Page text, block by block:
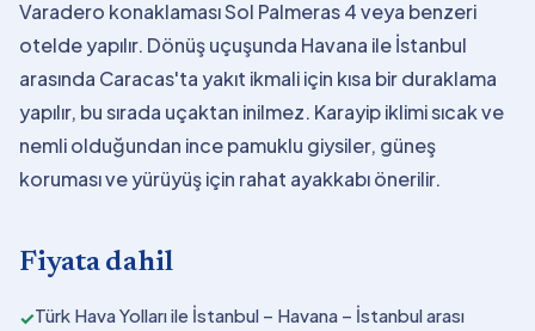
Varadero konaklaması Sol Palmeras 4 veya benzeri
otelde yapılır. Dönüş uçuşunda Havana ile İstanbul
arasında Caracas'ta yakıt ikmali için kısa bir duraklama
yapılır, bu sırada uçaktan inilmez. Karayip iklimi sıcak ve
nemli olduğundan ince pamuklu giysiler, güneş
koruması ve yürüyüş için rahat ayakkabı önerilir.
Fiyata dahil
✓Türk Hava Yolları ile İstanbul – Havana – İstanbul arası